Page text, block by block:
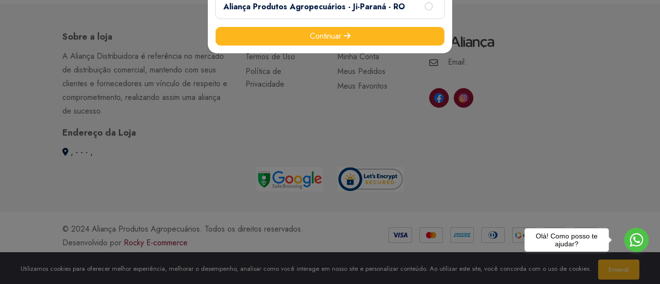
Sobre a loja
A Aliança Distribuidora é referência no mercado
de distribuição comercial, mantendo com seus
clientes e fornecedores um vínculo de respeito e
comprometimento, realizando assim uma aliança
de sucesso.
Endereço da Loja
, - - - ,
Termos de Uso
Política de
Privacidade
Ajuda
Minha Conta
Meus Pedidos
Meus Favoritos
Email:
© 2024 Aliança Produtos Agropecuários. Todos os direitos reservados.
Desenvolvido por Rocky E-commerce
Métodos de Pagamento
Aliança Produtos Agropecuários - Ji-Paraná - RO
Continuar
Utilizamos cookies para oferecer melhor experiência, melhorar o desempenho, analisar como você interage em nosso site e personalizar conteúdo. Ao utilizar este site, você concorda com o uso de cookies. Entendi
Olá! Como posso te
ajudar?